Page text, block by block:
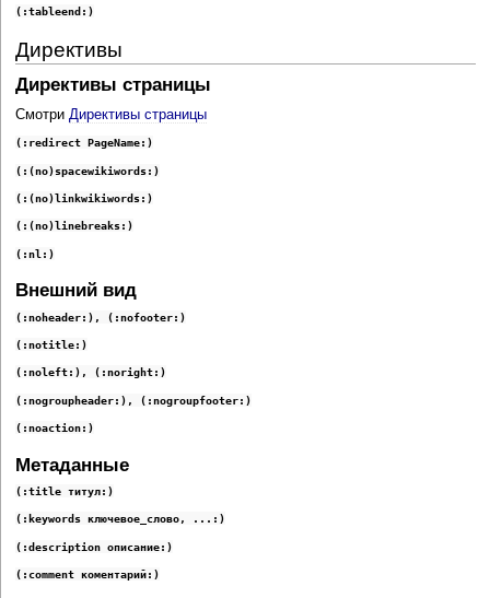
(:tableend:)
Директивы
Директивы страницы
Смотри Директивы страницы
(:redirect PageName:)
(:(no)spacewikiwords:)
(:(no)linkwikiwords:)
(:(no)linebreaks:)
(:nl:)
Внешний вид
(:noheader:), (:nofooter:)
(:notitle:)
(:noleft:), (:noright:)
(:nogroupheader:), (:nogroupfooter:)
(:noaction:)
Метаданные
(:title титул:)
(:keywords ключевое_слово, ...:)
(:description описание:)
(:comment коментарий:)